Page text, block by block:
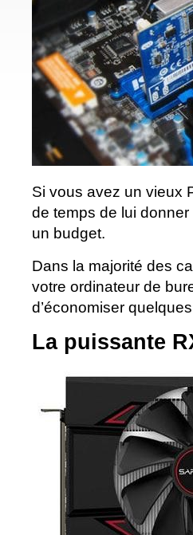
Si vous avez un vieux
de temps de lui
un budget.
Dans la majorité des
votre ordinateur de
d’économiser
La puissante